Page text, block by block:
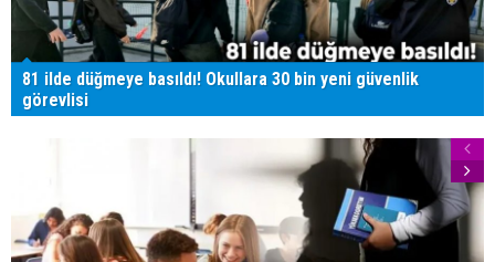
81 ilde düğmeye basıldı! Okullara 30 bin yeni güvenlik
görevlisi